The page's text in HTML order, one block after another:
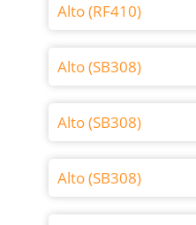
Alto (RF410)
Alto (SB308)
Alto (SB308)
Alto (SB308)